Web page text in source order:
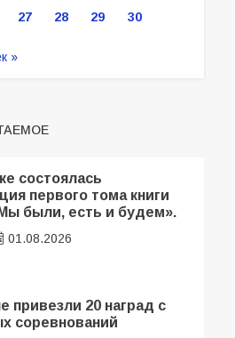
27 28 29 30
»
состоялась
первого тома книги
были, есть и будем».
01.08.2026
привезли 20 наград с
соревнований